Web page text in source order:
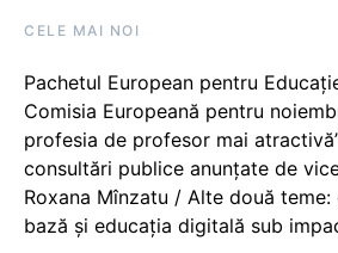
CELE MAI NOI
Pachetul European pentru
Comisia Europeană pentru
profesia de profesor mai
consultări publice anunțate de
Roxana Mînzatu / Alte două
bază și educația digitală sub